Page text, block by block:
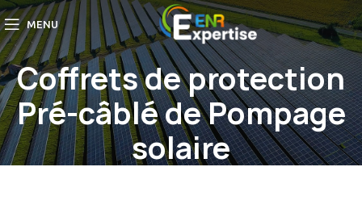
MENU
Coffrets de protection
Pré-câblé de Pompage
solaire